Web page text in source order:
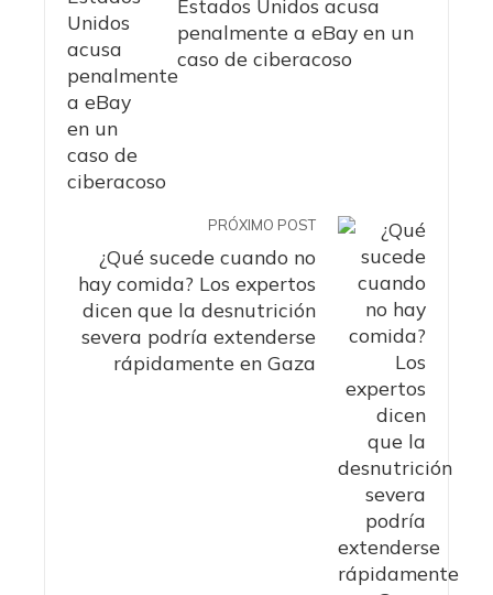
Estados Unidos acusa
penalmente a eBay en un
caso de ciberacoso
PRÓXIMO POST
¿Qué sucede cuando no
hay comida? Los expertos
dicen que la desnutrición
severa podría extenderse
rápidamente en Gaza